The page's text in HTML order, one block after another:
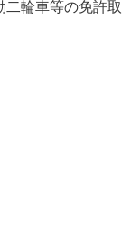
二輪車等の免許取